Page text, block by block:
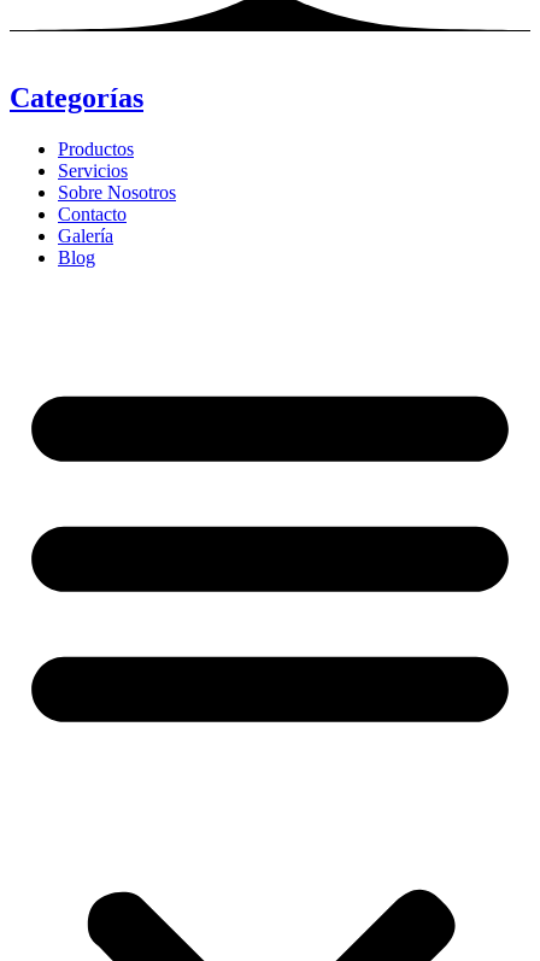
Categorías
Productos
Servicios
Sobre Nosotros
Contacto
Galería
Blog